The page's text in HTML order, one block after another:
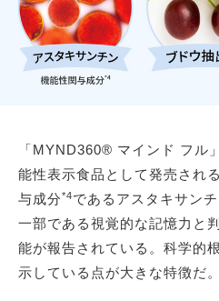
「MYND360® マインド フル
能性表示食品として発売され
与成分*4であるアスタキサン
一部である視覚的な記憶力と
能が報告されている。科学的
示している点が大きな特徴だ。